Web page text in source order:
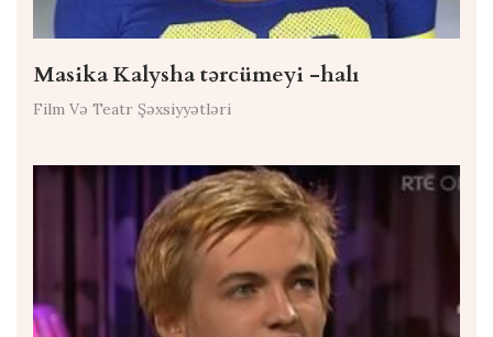
Masika Kalysha tərcümeyi -halı
Film Və Teatr Şəxsiyyətləri